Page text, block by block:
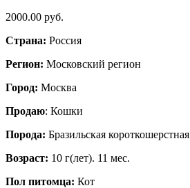
2000.00 руб.
Страна: Россия
Регион: Московский регион
Город: Москва
Продаю: Кошки
Порода: Бразильская короткошерстная
Возраст: 10 г(лет). 11 мес.
Пол питомца: Кот